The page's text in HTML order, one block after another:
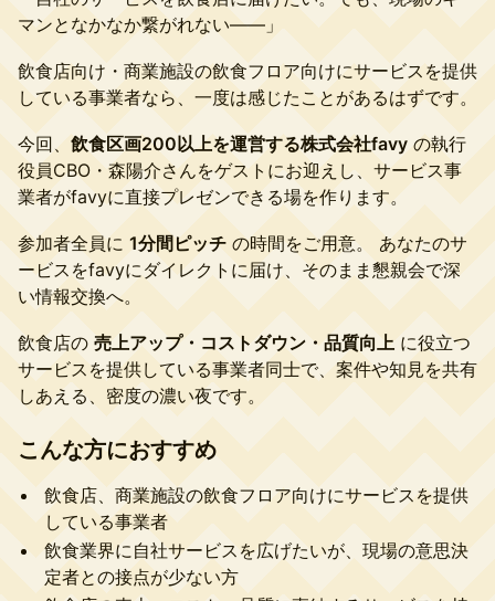
マンとなかなか繋がれない――」
飲食店向け・商業施設の飲食フロア向けにサービスを提供
している事業者なら、一度は感じたことがあるはずです。
今回、 飲食区画200以上を運営する株式会社favy の執行
役員CBO・森陽介さんをゲストにお迎えし、サービス事
業者がfavyに直接プレゼンできる場を作ります。
参加者全員に 1分間ピッチ の時間をご用意。 あなたのサ
ービスをfavyにダイレクトに届け、そのまま懇親会で深
い情報交換へ。
飲食店の 売上アップ・コストダウン・品質向上 に役立つ
サービスを提供している事業者同士で、案件や知見を共有
しあえる、密度の濃い夜です。
こんな方におすすめ
飲食店、商業施設の飲食フロア向けにサービスを提供
している事業者
飲食業界に自社サービスを広げたいが、現場の意思決
定者との接点が少ない方